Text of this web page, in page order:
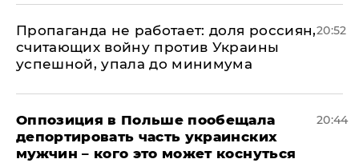
​Пропаганда не работает: доля россиян,
считающих войну против Украины
успешной, упала до минимума
20:52
Оппозиция в Польше пообещала
депортировать часть украинских
мужчин – кого это может коснуться
20:44